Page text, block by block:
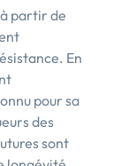
partir de
En
pour sa
des
sont